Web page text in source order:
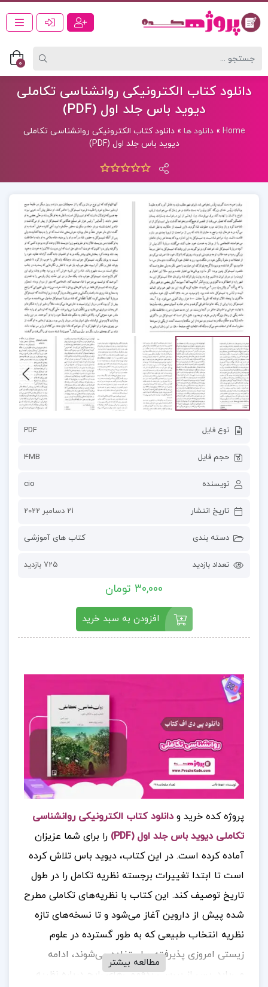
0
دانلود کتاب الکترونیکی روانشناسی تکاملی
دیوید باس جلد اول (PDF)
Home
»دانلود ها »دانلود کتاب الکترونیکی روانشناسی تکاملی
دیوید باس جلد اول (PDF)
نوع فایل PDF
حجم فایل 4MB
نویسنده cio
تاریخ انتشار 21 دسامبر 2022
دسته بندی کتاب های آموزشی
تعداد بازدید 725 بازدید
30,000 تومان
افزودن به سبد خرید
پروژه کده خرید و دانلود کتاب الکترونیکی روانشناسی
تکاملی دیوید باس جلد اول (PDF)
را برای شما عزیزان
آماده کرده است. در این کتاب، دیوید باس تلاش کرده
است تا ابتدا تغییرات برجسته نظریه تکامل را در طول
تاریخ توصیف کند. این کتاب با نظریه‌های تکاملی مطرح
شده پیش از داروین آغاز می‌شود و تا نسخه‌های تازه
نظریه انتخاب طبیعی که به طور گسترده در علوم
زیستی امروزی پذیرفته و استفاده می‌شوند، ادامه
می‌یابد. پس از بررسی بدفهمی‌های رایج درباره نظریه
مطالعه بیشتر